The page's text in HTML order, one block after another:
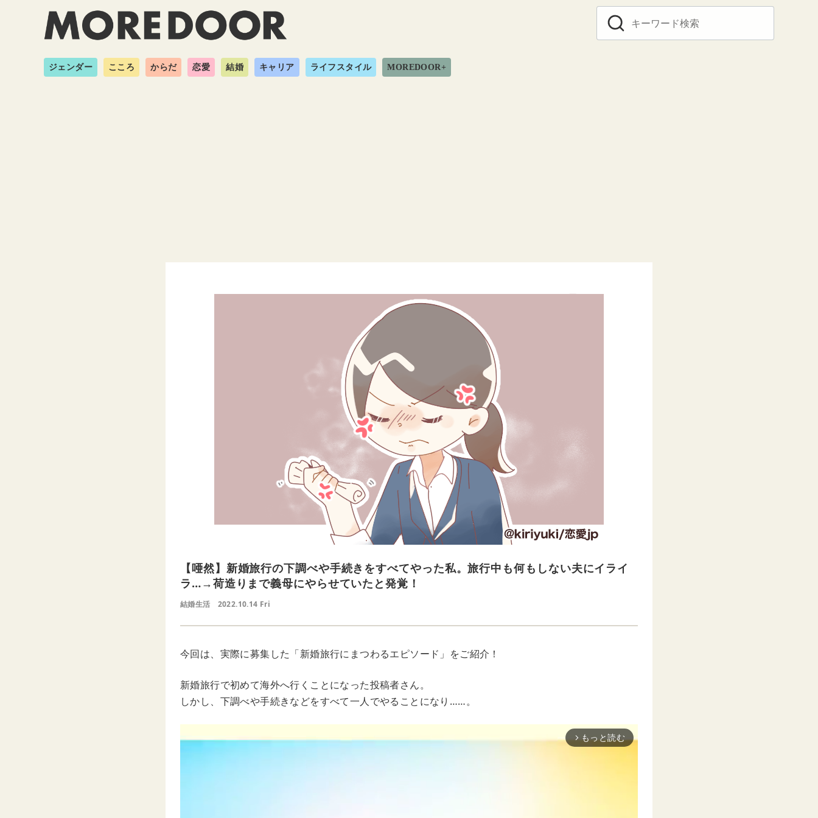
ジェンダー こころ からだ 恋愛 結婚 キャリア ライフスタイル MOREDOOR+
【唖然】新婚旅行の下調べや手続きをすべてやった私。旅行中も何もしない夫にイライ
ラ…→荷造りまで義母にやらせていたと発覚！
結婚生活 2022.10.14 Fri
今回は、実際に募集した「新婚旅行にまつわるエピソード」をご紹介！
新婚旅行で初めて海外へ行くことになった投稿者さん。
しかし、下調べや手続きなどをすべて一人でやることになり……。
arrow_forward_ios もっと読む